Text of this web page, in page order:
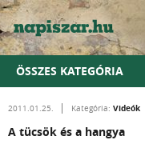
ÖSSZES KATEGÓRIA
2011.01.25. Kategória: Videók
A tücsök és a hangya